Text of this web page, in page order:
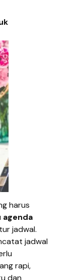
harus
agenda
jadwal.
jadwal
rapi,
dan